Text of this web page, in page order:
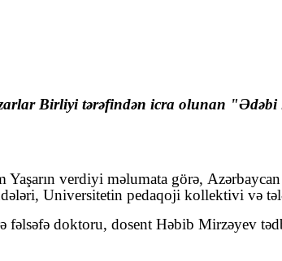
Birliyi tərəfindən icra olunan
Yaşarın verdiyi məlumata görə,
Universitetin pedaqoji kollektivi və
doktoru, dosent Həbib Mirzəyev